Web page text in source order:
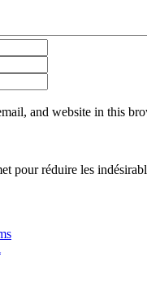
and website in this
pour réduire les